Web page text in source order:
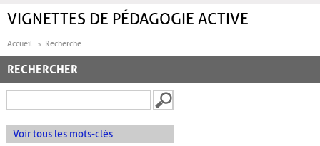
VIGNETTES DE PÉDAGOGIE ACTIVE
Accueil Recherche
RECHERCHER
Voir tous les mots-clés